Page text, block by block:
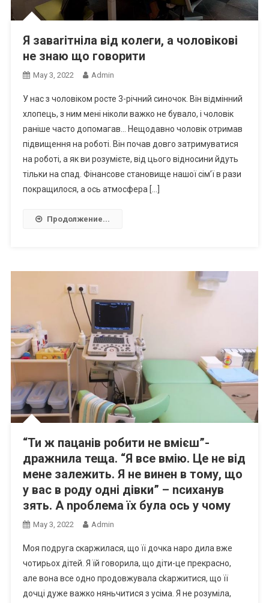
Я заваrітніла від колеги, а чоловікові
не знаю що говорити
May 3, 2022 Admin
У нас з чоловіком росте 3-річний синочок. Він відмінний
хлопець, з ним мені ніколи важко не бувало, і чоловік
раніше часто допомагав… Нещодавно чоловік отримав
підвищення на роботі. Він почав довго затримуватися
на роботі, а як ви розумієте, від цього відносини йдуть
тільки на спад. Фінансове становище нашої сім’ї в рази
покращилося, а ось атмосфера […]
Продолжение...
“Ти ж пацанів робити не вмієш”-
дражнила теща. “Я все вмію. Це не від
мене залежить. Я не винен в тому, що
у вас в роду одні дівки” – nсиханув
зять. А nроблема їх була ось у чому
May 3, 2022 Admin
Моя подруга скаржилася, що її дочка наро дила вже
чотирьох дітей. Я їй говорила, що діти-це прекрасно,
але вона все одно продовжувала сkаржитися, що її
дочці дуже важко няньчитися з усіма. Я не розуміла,